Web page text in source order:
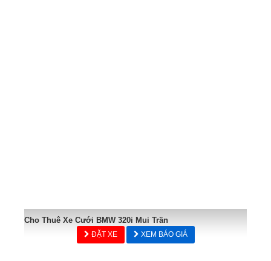
Cho Thuê Xe Cưới BMW 320i Mui Trần
ĐẶT XE XEM BÁO GIÁ